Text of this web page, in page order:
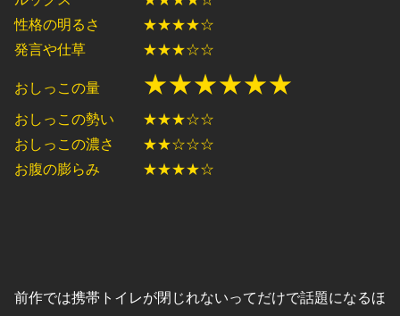
性格の明るさ ★★★★☆
発言や仕草 ★★★☆☆
おしっこの量 ★★★★★★
おしっこの勢い ★★★☆☆
おしっこの濃さ ★★☆☆☆
お腹の膨らみ ★★★★☆
前作では携帯トイレが閉じれないってだけで話題になるほ